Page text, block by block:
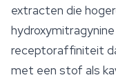
extracten die
receptoraffiniteit
met een stof als